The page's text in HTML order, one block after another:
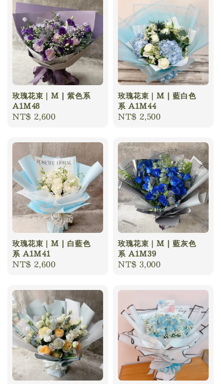
玫瑰花束｜M | 紫色系
A1M48
Regular
NT$ 2,600
玫瑰花束｜M | 藍白色
系 A1M44
Regular
NT$ 2,500
玫瑰花束｜M | 白藍色
系 A1M41
Regular
NT$ 2,600
玫瑰花束｜M | 藍灰色
系 A1M39
Regular
NT$ 3,000